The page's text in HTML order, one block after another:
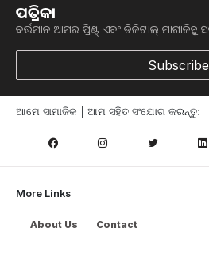
ପତ୍ରିକା
ବର୍ତ୍ତମାନ ଆମର ପ୍ରିଣ୍ଟ୍ ଏବଂ ଡିଜିଟାଲ୍ ମାଗାଜିନ୍କୁ
Subscribe
ଆମେ ସାମାଜିକ | ଆମ ସହିତ ସଂଯୋଗ କରନ୍ତୁ:
More Links
About Us Contact